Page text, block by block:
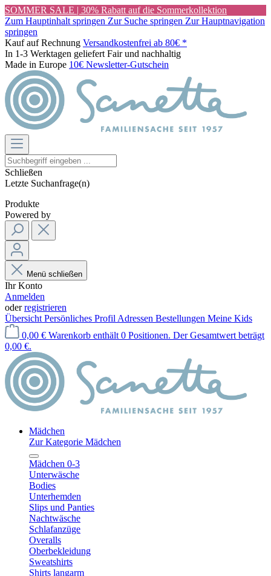
SOMMER SALE | 30% Rabatt auf die Sommerkollektion
Zum Hauptinhalt springen Zur Suche springen Zur Hauptnavigation
springen
Kauf auf Rechnung Versandkostenfrei ab 80€ *
In 1-3 Werktagen geliefert Fair und nachhaltig
Made in Europe 10€ Newsletter-Gutschein
Schließen
Letzte Suchanfrage(n)
Produkte
Powered by
Menü schließen
Ihr Konto
Anmelden
oderregistrieren
Übersicht Persönliches Profil Adressen Bestellungen Meine Kids
0,00 € Warenkorb enthält 0 Positionen. Der Gesamtwert beträgt
0,00 €.
Mädchen
Zur Kategorie Mädchen
Mädchen 0-3
Unterwäsche
Bodies
Unterhemden
Slips und Panties
Nachtwäsche
Schlafanzüge
Overalls
Oberbekleidung
Sweatshirts
Shirts langarm